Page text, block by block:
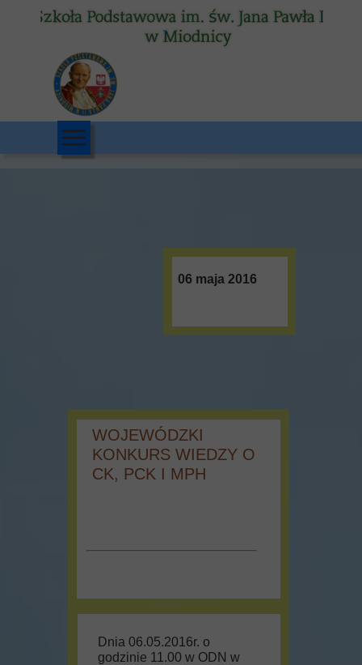
06 maja 2016
Dnia 06.05.2016r. o
godzinie 11.00 w ODN w
WOJEWÓDZKI
KONKURS WIEDZY O
CK, PCK I MPH